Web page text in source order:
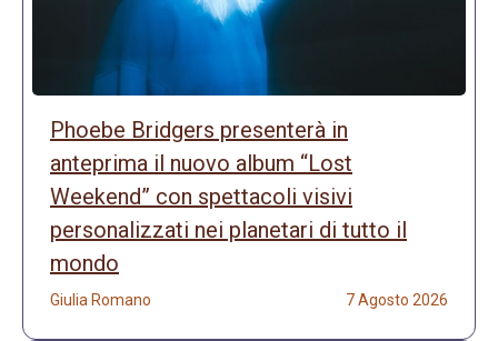
Phoebe Bridgers presenterà in
anteprima il nuovo album “Lost
Weekend” con spettacoli visivi
personalizzati nei planetari di tutto il
mondo
Giulia Romano 7 Agosto 2026